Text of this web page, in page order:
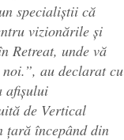
specialiștii că
vizionările și
Retreat, unde vă
au declarat cu
afișului
de Vertical
țară începând din